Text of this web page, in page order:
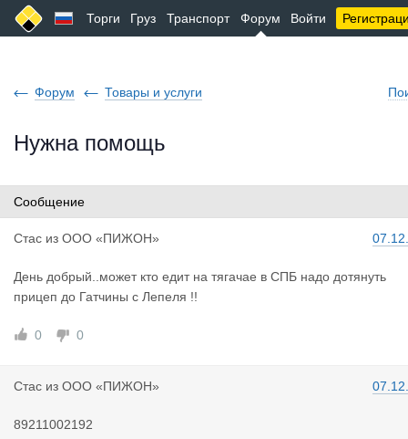
Торги Груз Транспорт Форум Войти
Форум Товары и услуги
Нужна помощь
Сообщение
Стас из ООО «ПИЖОН»
День добрый..может кто едит на тягачае в СПБ надо дотянуть
прицеп до Гатчины с Лепеля !!
0 0
Стас из ООО «ПИЖОН»
89211002192